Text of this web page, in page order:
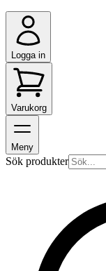
Logga in
Varukorg
Meny
Sök produkter